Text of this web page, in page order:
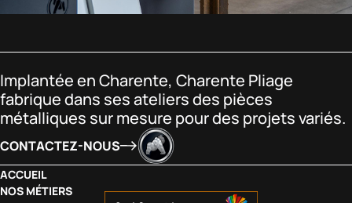
Implantée en Charente, Charente Pliage
fabrique dans ses ateliers des pièces
métalliques sur mesure pour des projets variés.
CONTACTEZ-NOUS
ACCUEIL
NOS MÉTIERS